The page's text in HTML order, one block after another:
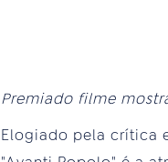
Premiado filme
Elogiado pela crítica